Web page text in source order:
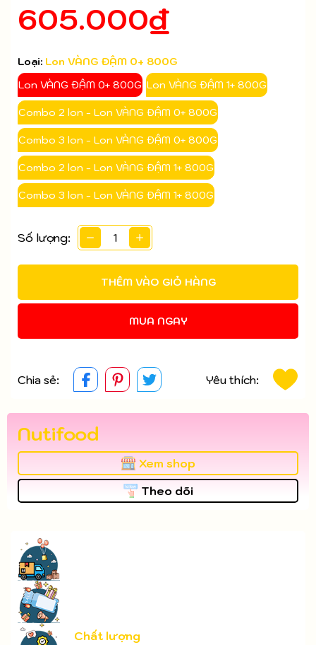
605.000₫
Loại: Lon VÀNG ĐẬM 0+ 800G
Lon VÀNG ĐẬM 0+ 800G Lon VÀNG ĐẬM 1+ 800G
Combo 2 lon - Lon VÀNG ĐẬM 0+ 800G
Combo 3 lon - Lon VÀNG ĐẬM 0+ 800G
Combo 2 lon - Lon VÀNG ĐẬM 1+ 800G
Combo 3 lon - Lon VÀNG ĐẬM 1+ 800G
Số lượng:
THÊM VÀO GIỎ HÀNG
MUA NGAY
Mã giảm giá:
Ngày hết hạn:
Điều kiện:
Chia sẻ: Yêu thích:
Nutifood
Xem shop
Theo dõi
Chất lượng